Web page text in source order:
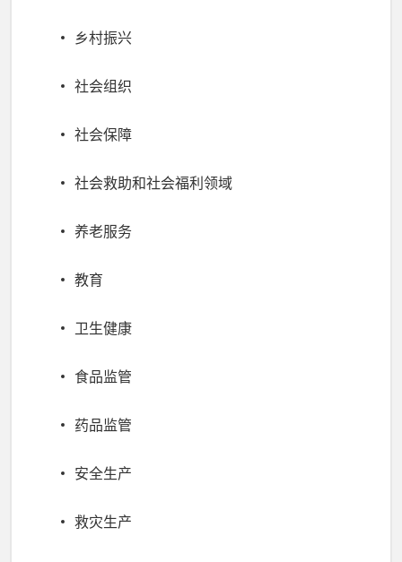
乡村振兴
社会组织
社会保障
社会救助和社会福利领域
养老服务
教育
卫生健康
食品监管
药品监管
安全生产
救灾生产